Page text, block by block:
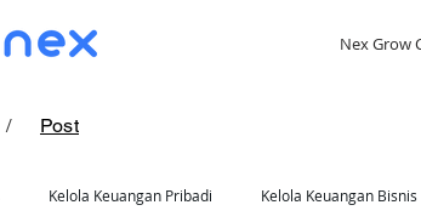
Nex Grow
/ Post
Kelola Keuangan Pribadi Kelola Keuangan Bisnis